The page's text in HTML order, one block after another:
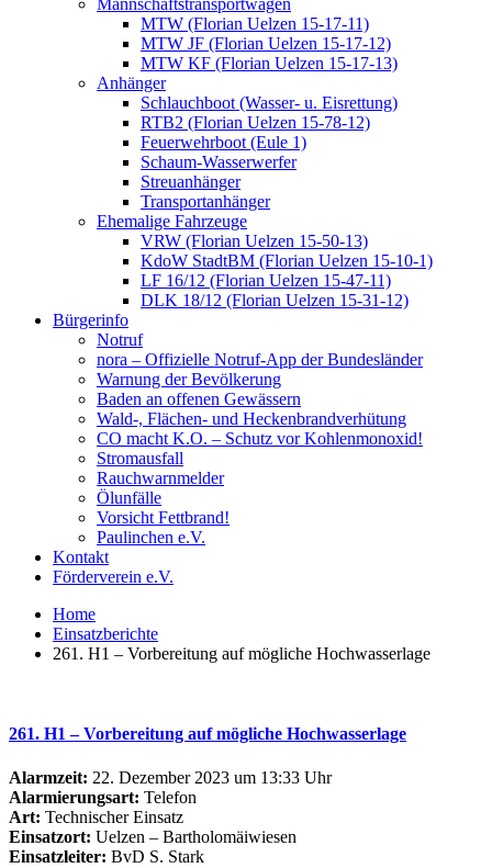
Mannschaftstransportwagen
MTW (Florian Uelzen 15-17-11)
MTW JF (Florian Uelzen 15-17-12)
MTW KF (Florian Uelzen 15-17-13)
Anhänger
Schlauchboot (Wasser- u. Eisrettung)
RTB2 (Florian Uelzen 15-78-12)
Feuerwehrboot (Eule 1)
Schaum-Wasserwerfer
Streuanhänger
Transportanhänger
Ehemalige Fahrzeuge
VRW (Florian Uelzen 15-50-13)
KdoW StadtBM (Florian Uelzen 15-10-1)
LF 16/12 (Florian Uelzen 15-47-11)
DLK 18/12 (Florian Uelzen 15-31-12)
Bürgerinfo
Notruf
nora – Offizielle Notruf-App der Bundesländer
Warnung der Bevölkerung
Baden an offenen Gewässern
Wald-, Flächen- und Heckenbrandverhütung
CO macht K.O. – Schutz vor Kohlenmonoxid!
Stromausfall
Rauchwarnmelder
Ölunfälle
Vorsicht Fettbrand!
Paulinchen e.V.
Kontakt
Förderverein e.V.
Home
Einsatzberichte
261. H1 – Vorbereitung auf mögliche Hochwasserlage
261. H1 – Vorbereitung auf mögliche Hochwasserlage
Alarmzeit: 22. Dezember 2023 um 13:33 Uhr
Alarmierungsart: Telefon
Art: Technischer Einsatz
Einsatzort: Uelzen – Bartholomäiwiesen
Einsatzleiter: BvD S. Stark